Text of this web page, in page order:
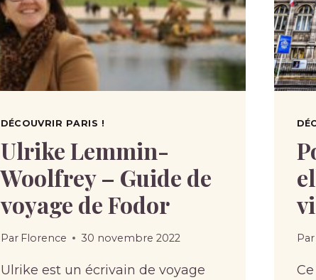
DÉCOUVRIR PARIS !
Ulrike Lemmin-
Woolfrey – Guide de
voyage de Fodor
Par Florence 30 novembre 2022
Ulrike est un écrivain de voyage
Par